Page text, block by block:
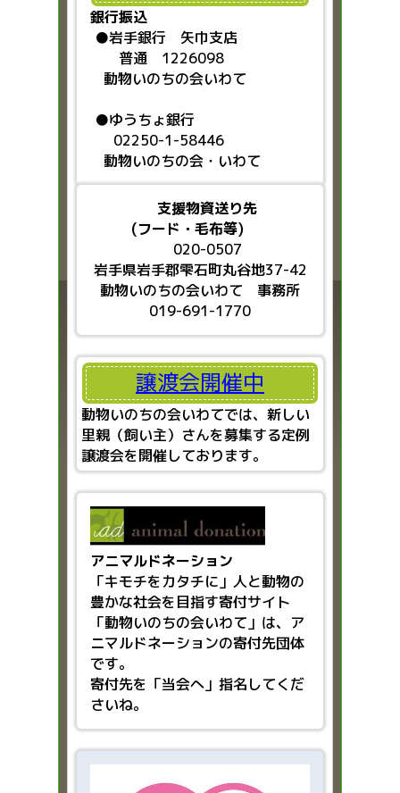
銀行振込
●岩手銀行 矢巾支店
普通 1226098
動物いのちの会いわて
●ゆうちょ銀行
02250-1-58446
動物いのちの会・いわて
支援物資送り先
(フード・毛布等)
020-0507
岩手県岩手郡雫石町丸谷地37-42
動物いのちの会いわて 事務所
019-691-1770
譲渡会開催中
動物いのちの会いわてでは、新しい
里親（飼い主）さんを募集する定例
譲渡会を開催しております。
アニマルドネーション
「キモチをカタチに」人と動物の
豊かな社会を目指す寄付サイト
「動物いのちの会いわて」は、ア
ニマルドネーションの寄付先団体
です。
寄付先を「当会へ」指名してくだ
さいね。